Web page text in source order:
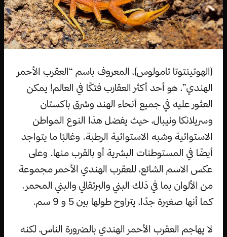
(الهوتينتوتا تامولوس)، المعروف باسم “العقرب الأحمر
الهندي”، هو أحد أكثر العقارب فتكًا في العالم! يمكن
العثور عليه في جميع أنحاء الهند وشرق باكستان
وسريلانكا ونيبال، حيث يفضل هذا النوع المواطن
الاستوائية وشبه الاستوائية الرطبة. وغالبًا ما يتواجد
أيضًا في المستوطنات البشرية أو بالقرب منها. وعلى
عكس الاسم الشائع، للعقرب الهندي الأحمر مجموعة
من الألوان بما في ذلك البني والبرتقالي والبني المحمر.
كما أنها صغيرة جدًا، يتراوح طولها بين 5 و 9 سم.
لا يهاجم العقرب الأحمر الهندي بالضرورة الناس، لكنه